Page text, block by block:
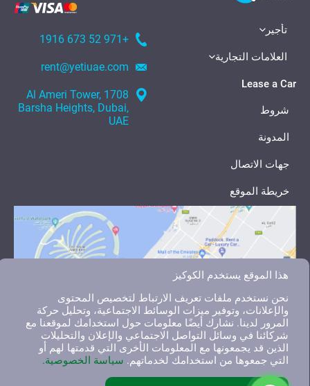
تأجير
العلامات التجارية
Lease a Car
شروط
المدونة
جهات الاتصال
خريطة الموقع
+971 52 673 1916
rent@yetiuae.com
1708 Al Ameri Tower,
Barsha Heights, Dubai,
UAE
English العربيةРусский
هذا الموقع يستخدم الكوكيز
نحن نستخدم ملفات تعريف الارتباط لتخصيص المحتوى
والإعلانات، وتوفير ميزات الوسائط الاجتماعية، وتحليل حركة
المرور لدينا. نشارك أيضًا معلومات حول استخدامك لموقعنا مع
شركائنا في وسائل التواصل الاجتماعي والإعلان والتحليلات
الذين قد يجمعونها مع المعلومات الأخرى التي قدمتها لهم أو
التي جمعوها من استخدامك لخدماتهم. سياسة الخصوصية.